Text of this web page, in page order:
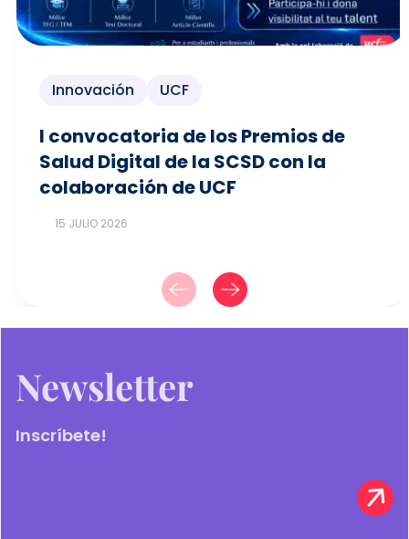
Innovación UCF
I convocatoria de los Premios de
Salud Digital de la SCSD con la
colaboración de UCF
15 JULIO 2026
Newsletter
Inscríbete!